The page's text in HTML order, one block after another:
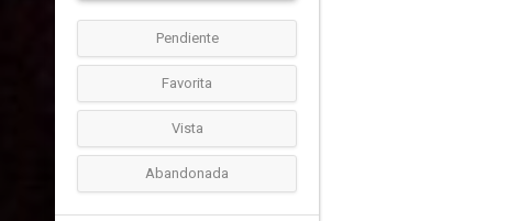
Pendiente
Favorita
Vista
Abandonada